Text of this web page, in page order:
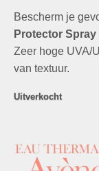
was:
Bescherm je
Protector Spray
Zeer hoge UVA/
van textuur.
Uitverkocht